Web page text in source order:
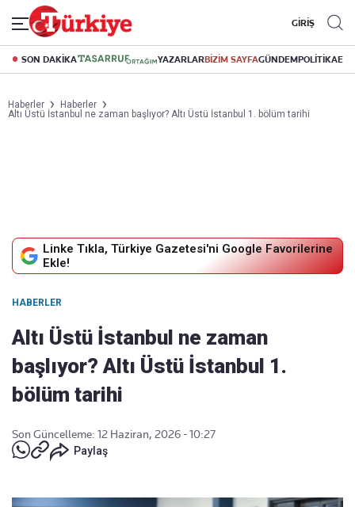
GİRİŞ
SON DAKİKA YAZARLARBİZİM SAYFAGÜNDEMPOLİTİKA
Haberler
Haberler
Altı Üstü İstanbul ne zaman başlıyor? Altı Üstü İstanbul 1. bölüm tarihi
Linke Tıkla, Türkiye Gazetesi'ni Google Favorilerine
Ekle!
HABERLER
Altı Üstü İstanbul ne zaman
başlıyor? Altı Üstü İstanbul 1.
bölüm tarihi
Son Güncelleme: 12 Haziran, 2026 - 10:27
Paylaş